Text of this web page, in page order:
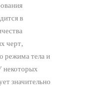
в
черт,
режима тела и
некоторых
значительно